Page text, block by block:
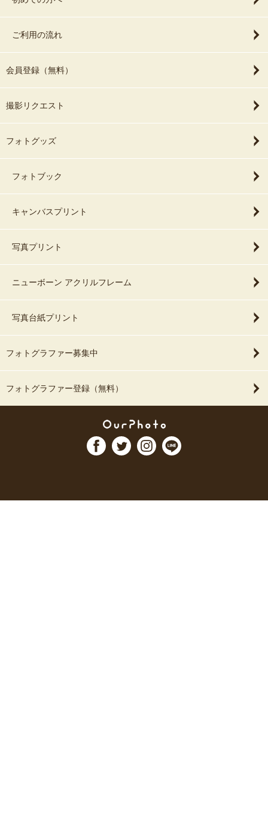
ご利用の流れ
会員登録（無料）
撮影リクエスト
フォトグッズ
フォトブック
キャンバスプリント
写真プリント
ニューボーン アクリルフレーム
写真台紙プリント
フォトグラファー募集中
フォトグラファー登録（無料）